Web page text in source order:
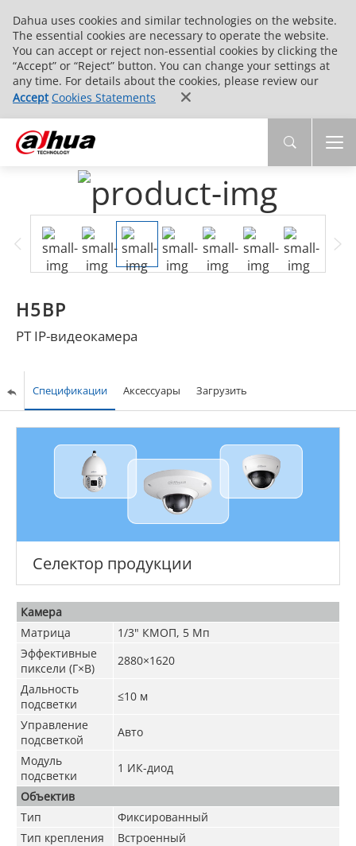
Dahua uses cookies and similar technologies on the website.
The essential cookies are necessary to operate the website.
You can accept or reject non-essential cookies by clicking the
“Accept” or “Reject” button. You can change your settings at
any time. For details about the cookies, please review our
Accept Cookies Statements
H5BP
PT IP-видеокамера
Спецификации Аксессуары Загрузить
Селектор продукции
Камера
Матрица
1/3" КМОП, 5 Мп
Эффективные
пиксели (Г×В)
2880×1620
Дальность
подсветки
≤10 м
Управление
подсветкой
Авто
Модуль
подсветки
1 ИК-диод
Объектив
Тип
Фиксированный
Тип крепления
Встроенный